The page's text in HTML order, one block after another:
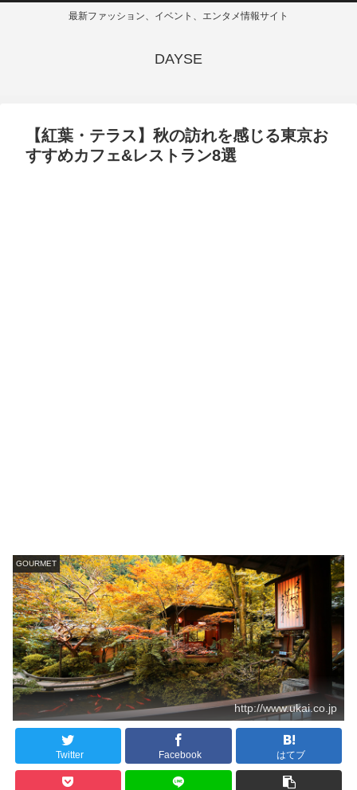
最新ファッション、イベント、エンタメ情報サイト
DAYSE
【紅葉・テラス】秋の訪れを感じる東京お
すすめカフェ&レストラン8選
GOURMET
http://www.ukai.co.jp
Twitter Facebook はてブ